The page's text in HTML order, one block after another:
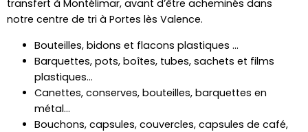
transfert à Montélimar, avant d’être acheminés dans
notre centre de tri à Portes lès Valence.
Bouteilles, bidons et flacons plastiques …
Barquettes, pots, boîtes, tubes, sachets et films
plastiques…
Canettes, conserves, bouteilles, barquettes en
métal…
Bouchons, capsules, couvercles, capsules de café,